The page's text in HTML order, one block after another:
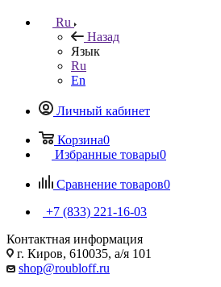
Ru
Назад
Язык
Ru
En
Личный кабинет
Корзина0
Избранные товары0
Сравнение товаров0
+7 (833) 221-16-03
Контактная информация
г. Киров, 610035, а/я 101
shop@roubloff.ru